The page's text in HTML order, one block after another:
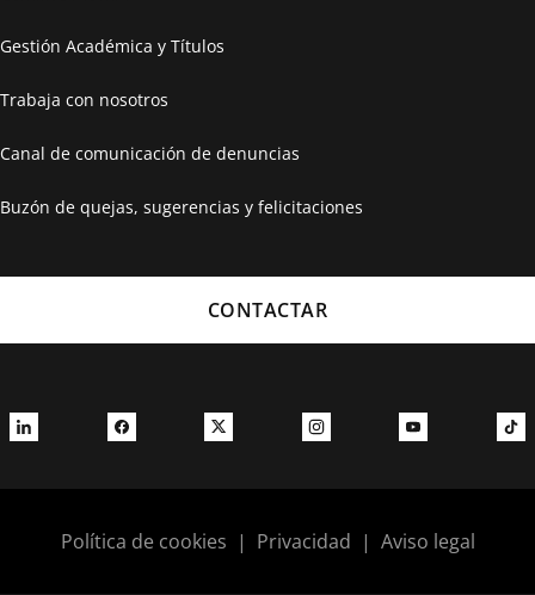
Gestión Académica y Títulos
Trabaja con nosotros
Canal de comunicación de denuncias
Buzón de quejas, sugerencias y felicitaciones
CONTACTAR
Política de cookies | Privacidad | Aviso legal